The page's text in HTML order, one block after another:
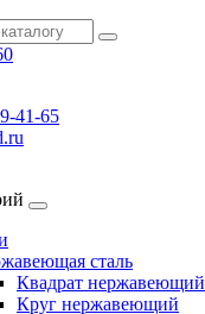
41-65
сталь
Квадрат нержавеющий
Круг нержавеющий